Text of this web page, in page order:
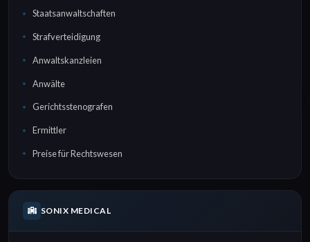
Staatsanwaltschaften
Strafverteidigung
Anwaltskanzleien
Anwälte
Gerichtsstenografen
Ermittler
Preise für Rechtswesen
SONIX MEDICAL